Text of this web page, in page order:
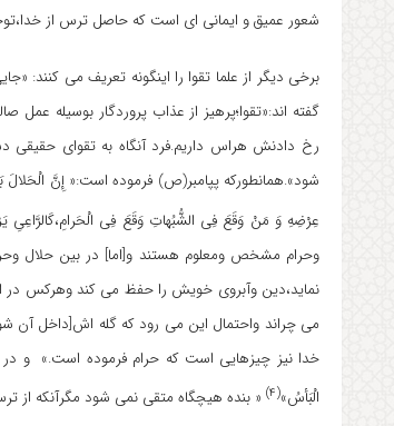
شعور عمیق و ایمانی ای است که حاصل ترس از
برخی دیگر از علما تقوا را اینگونه تعریف می کنند:
گفته اند:«تقوا؛پرهیز از عذاب پروردگار بوسیله
رخ دادنش هراس داریم.فرد آنگاه به تقوای
شود».همانطورکه پپامبر(ص) فرموده است:« إِنَّ الْحَلالَ
عِرْضِهِ وَ مَنْ وَقَعَ فِی الشُّبُهاتِ وَقَعَ فِی
وحرام مشخص ومعلوم هستند و[اما] در بین حلال
نماید،دین وآبروی خویش را حفظ می کند وهرکس در
می چراند واحتمال این می رود که گله اش[داخل آن
خدا نیز چیزهایی است که حرام فرموده است.» و در
الْبَأسُ»(۴) « بنده هیچگاه متقی نمی شود مگرآنکه از